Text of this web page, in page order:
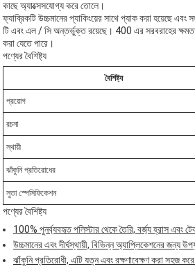
কাছে অ্যাক্সেসযোগ্য করে তোলে।
ফ্যাব্রিকটি উচ্চমানের প্যাকিংয়ের সাথে প্যাক করা হয়েছে
টি এবং এল / সি অন্তর্ভুক্ত রয়েছে। 400 এর সরবরাহের
করা যেতে পারে।
পণ্যের বৈশিষ্ট্য
বৈশিষ্ট্য
প্রয়োগ
রচনা
স্থায়ী
ঝাঁকুনি প্রতিরোধের
সুতা স্পেসিফিকেশন
পণ্যের বৈশিষ্ট্য
100% পুনর্ব্যবহৃত পলিস্টার থেকে তৈরি, বর্জ্য হ্রাস এবং
উচ্চমানের এবং দীর্ঘস্থায়ী, বিভিন্ন অ্যাপ্লিকেশনের জন্য
ঝাঁকুনি প্রতিরোধী, এটি যত্ন এবং রক্ষণাবেক্ষণ করা সহজ